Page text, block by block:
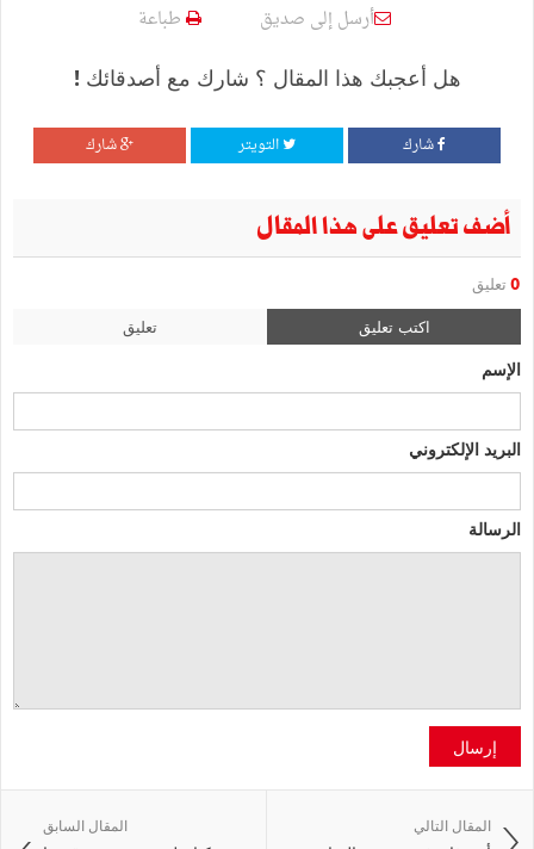
أرسل إلى صديق طباعة
هل أعجبك هذا المقال ؟ شارك مع أصدقائك !
شارك التويتر شارك
أضف تعليق على هذا المقال
0 تعليق
اكتب تعليق تعليق
الإسم
البريد الإلكتروني
الرسالة
إرسال
المقال السابق المقال التالي